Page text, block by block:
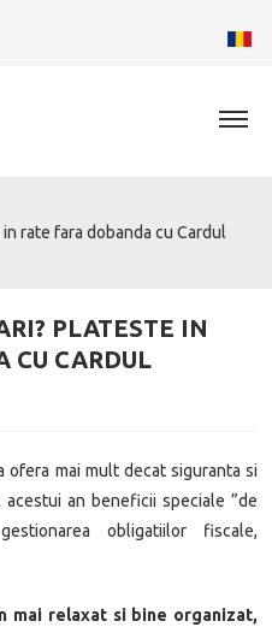
unelte
in rate fara dobanda cu Cardul
PLATESTE IN
CU CARDUL
ofera mai mult decat siguranta si
an beneficii speciale ”de
obligatiilor fiscale,
mai relaxat si bine organizat,